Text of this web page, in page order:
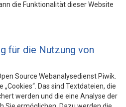
die Funktionalität dieser Website
für die Nutzung von
Source Webanalysedienst Piwik.
Das sind Textdateien, die
werden und die eine Analyse der